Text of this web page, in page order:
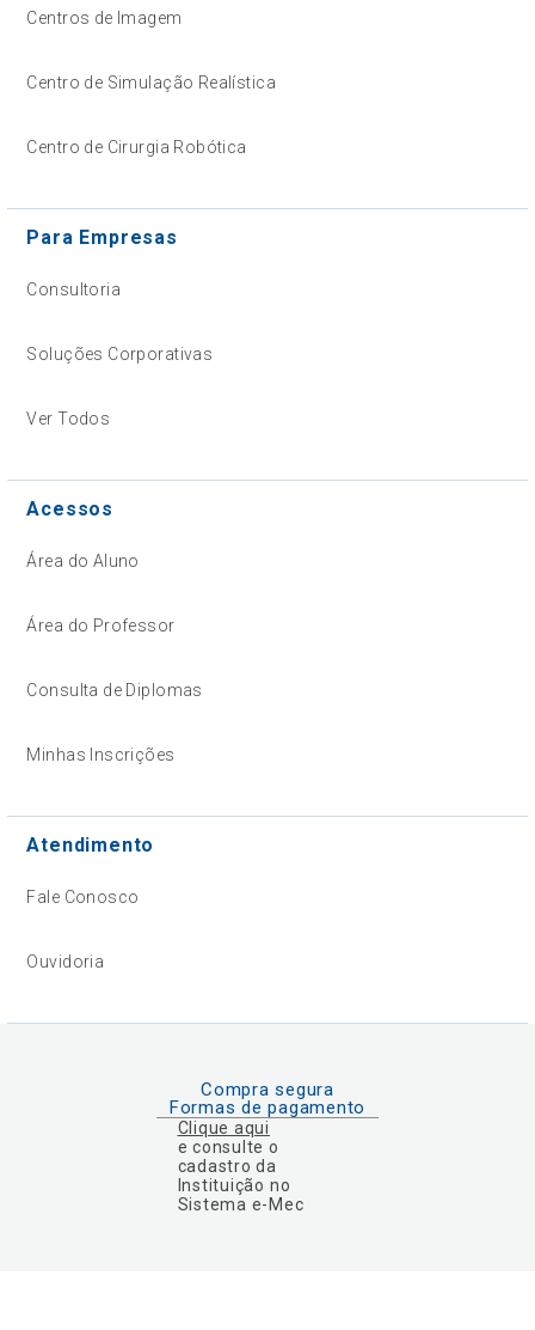
Centros de Imagem
Centro de Simulação Realística
Centro de Cirurgia Robótica
Para Empresas
Consultoria
Soluções Corporativas
Ver Todos
Acessos
Área do Aluno
Área do Professor
Consulta de Diplomas
Minhas Inscrições
Atendimento
Fale Conosco
Ouvidoria
Compra segura
Formas de pagamento
Clique aqui
e consulte o
cadastro da
Instituição no
Sistema e-Mec